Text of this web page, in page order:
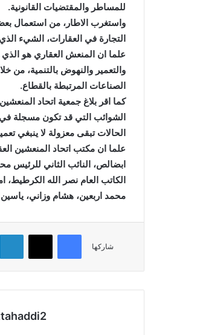
للمساطر والمقتضيات القانونية.
واستغرب الاطار، من استعمال
التجارة في العقارات، الشيء
علما ان المنعش العقاري هو الذي
والتعمير والنهوض بالتنمية،
الصناعات المرتبطة بالقطاع.
كما اقر بلاغ جمعية اتحاد
الشوائب التي قد تكون مسجلة
الحالات تبقى معزولة لا ينبغي
علما ان مكتب اتحاد المنعشين
ابضالص، النائب الثاني للرئيس
الكاتب العام نصر الله
محمد اربعين، هشام وزاني،
شاركها
فيسبوك X